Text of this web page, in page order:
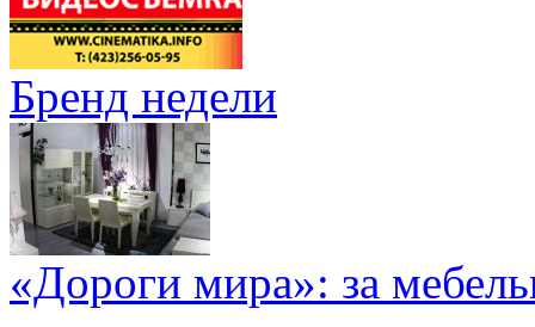
Бренд недели
«Дороги мира»: за